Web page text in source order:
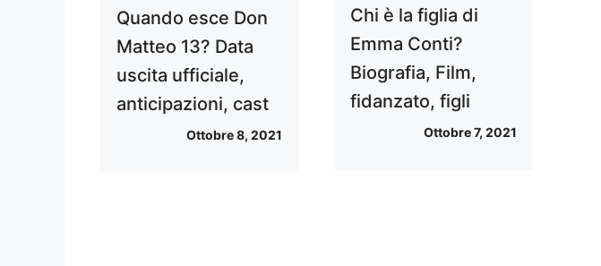
Quando esce Don
Matteo 13? Data
uscita ufficiale,
anticipazioni, cast
Ottobre 8, 2021
Chi è la figlia di
Emma Conti?
Biografia, Film,
fidanzato, figli
Ottobre 7, 2021